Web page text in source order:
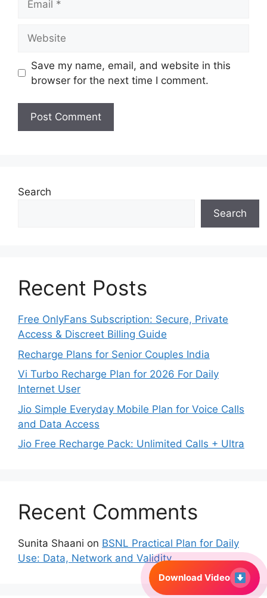
Download Video
Save my name, email, and website in this
browser for the next time I comment.
Search
Search
Recent Posts
Free OnlyFans Subscription: Secure, Private
Access & Discreet Billing Guide
Recharge Plans for Senior Couples India
Vi Turbo Recharge Plan for 2026 For Daily
Internet User
Jio Simple Everyday Mobile Plan for Voice Calls
and Data Access
Jio Free Recharge Pack: Unlimited Calls + Ultra
Recent Comments
Sunita Shaani on BSNL Practical Plan for Daily
Use: Data, Network and Validity